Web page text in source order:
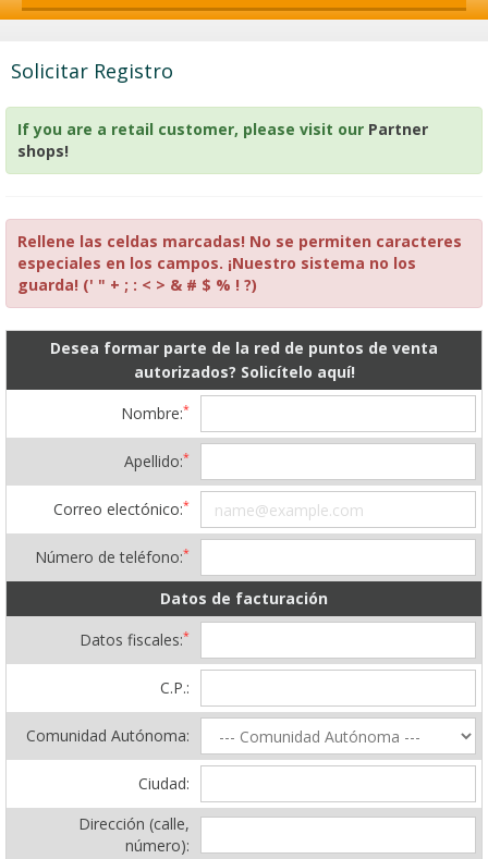
Solicitar Registro
If you are a retail customer, please visit our Partner
shops!
Rellene las celdas marcadas! No se permiten caracteres
especiales en los campos. ¡Nuestro sistema no los
guarda! (' " + ; : < > & # $ % ! ?)
Desea formar parte de la red de puntos de venta
autorizados? Solicítelo aquí!
Nombre:*
Apellido:*
Correo electónico:*
Número de teléfono:*
Datos de facturación
Datos fiscales:*
C.P.:
Comunidad Autónoma:
Ciudad:
Dirección (calle,
número):